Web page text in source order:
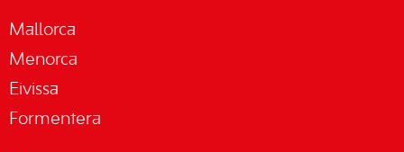
Mallorca
Menorca
Eivissa
Formentera